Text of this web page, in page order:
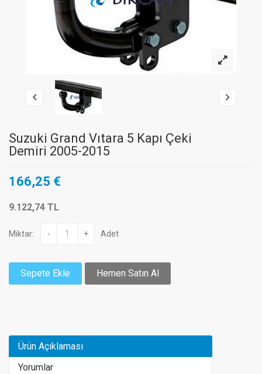
Suzuki Grand Vıtara 5 Kapı Çeki
Demiri 2005-2015
166,25 €
9.122,74 TL
Miktar: - + Adet
Sepete Ekle Hemen Satın Al
Ürün Açıklaması
Yorumlar